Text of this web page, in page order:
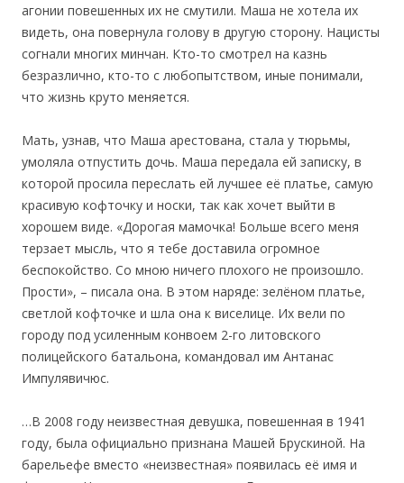
агонии повешенных их не смутили. Маша не хотела их
видеть, она повернула голову в другую сторону. Нацисты
согнали многих минчан. Кто-то смотрел на казнь
безразлично, кто-то с любопытством, иные понимали,
что жизнь круто меняется.
Мать, узнав, что Маша арестована, стала у тюрьмы,
умоляла отпустить дочь. Маша передала ей записку, в
которой просила переслать ей лучшее её платье, самую
красивую кофточку и носки, так как хочет выйти в
хорошем виде. «Дорогая мамочка! Больше всего меня
терзает мысль, что я тебе доставила огромное
беспокойство. Со мною ничего плохого не произошло.
Прости», – писала она. В этом наряде: зелёном платье,
светлой кофточке и шла она к виселице. Их вели по
городу под усиленным конвоем 2-го литовского
полицейского батальона, командовал им Антанас
Импулявичюс.
…В 2008 году неизвестная девушка, повешенная в 1941
году, была официально признана Машей Брускиной. На
барельефе вместо «неизвестная» появилась её имя и